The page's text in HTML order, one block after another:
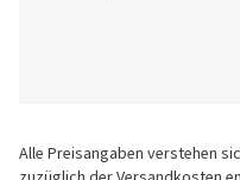
Alle Preisangaben verstehen